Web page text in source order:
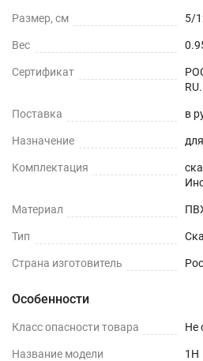
Размер, см 5/
Вес
Сертификат
Поставка в
Назначение
Комплектация
Материал
Тип
Страна изготовитель
Особенности
Класс опасности товара Не
Название модели 1H